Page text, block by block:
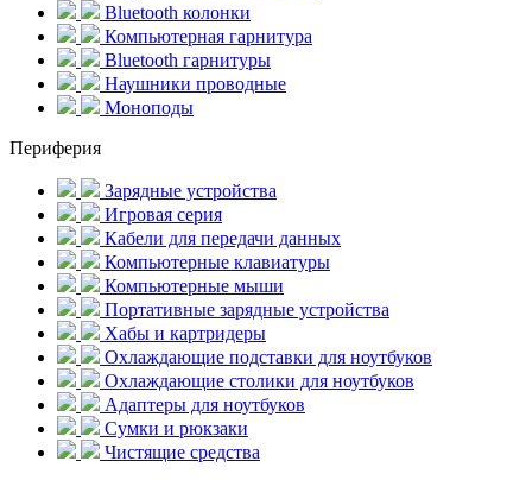
Bluetooth колонки
Компьютерная гарнитура
Bluetooth гарнитуры
Наушники проводные
Моноподы
Периферия
Зарядные устройства
Игровая серия
Кабели для передачи данных
Компьютерные клавиатуры
Компьютерные мыши
Портативные зарядные устройства
Хабы и картридеры
Охлаждающие подставки для ноутбуков
Охлаждающие столики для ноутбуков
Адаптеры для ноутбуков
Сумки и рюкзаки
Чистящие средства